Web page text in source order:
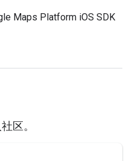
Maps Platform iOS SDK
区。